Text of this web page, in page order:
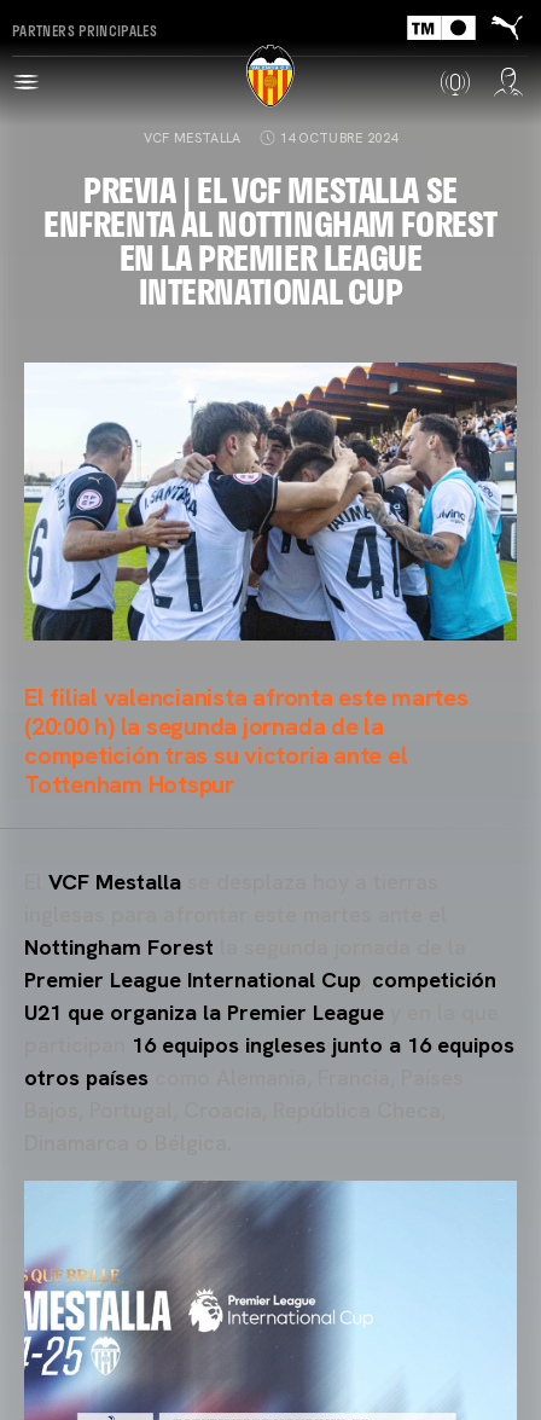
PARTNERS PRINCIPALES
VCF MESTALLA 14 OCTUBRE 2024
PREVIA | EL VCF MESTALLA SE
ENFRENTA AL NOTTINGHAM FOREST
EN LA PREMIER LEAGUE
INTERNATIONAL CUP
El filial valencianista afronta este martes
(20:00 h) la segunda jornada de la
competición tras su victoria ante el
Tottenham Hotspur
VCF Mestalla
Nottingham Forest
Premier League International Cup competición
U21 que organiza la Premier League
16 equipos ingleses junto a 16 equipos
otros países